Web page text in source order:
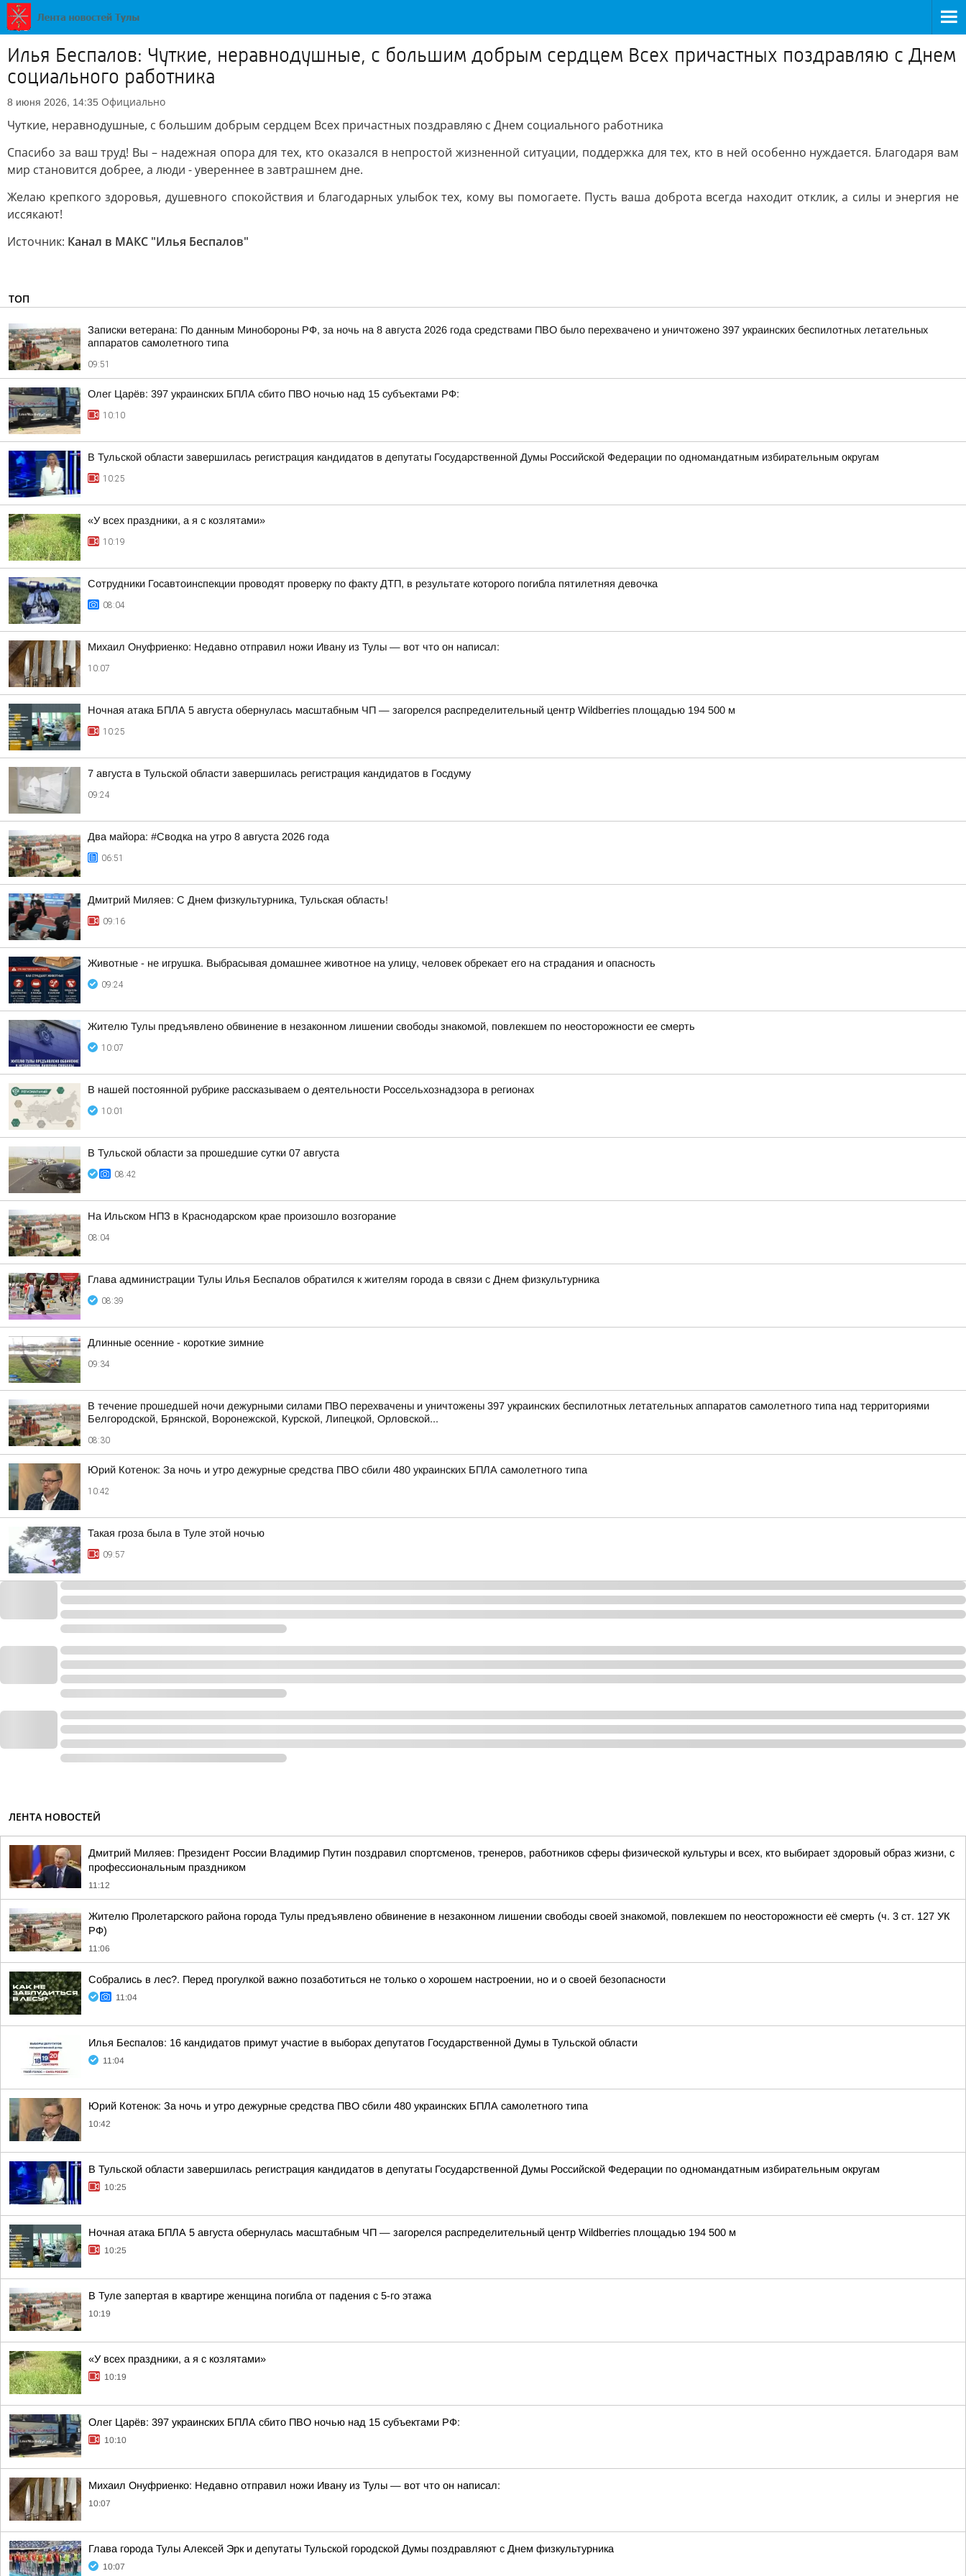
Илья Беспалов: Чуткие, неравнодушные, с большим добрым сердцем Всех причастных поздравляю с Днем
социального работника
8 июня 2026, 14:35 Официально
Чуткие, неравнодушные, с большим добрым сердцем Всех причастных поздравляю с Днем социального работника
Спасибо за ваш труд! Вы – надежная опора для тех, кто оказался в непростой жизненной ситуации, поддержка для тех, кто в ней особенно нуждается. Благодаря вам
мир становится добрее, а люди - увереннее в завтрашнем дне.
Желаю крепкого здоровья, душевного спокойствия и благодарных улыбок тех, кому вы помогаете. Пусть ваша доброта всегда находит отклик, а силы и энергия не
иссякают!
Источник: Канал в МАКС "Илья Беспалов"
ТОП
Записки ветерана: По данным Минобороны РФ, за ночь на 8 августа 2026 года средствами ПВО было перехвачено и уничтожено 397 украинских беспилотных летательных
аппаратов самолетного типа
09:51
Олег Царёв: 397 украинских БПЛА сбито ПВО ночью над 15 субъектами РФ:
10:10
В Тульской области завершилась регистрация кандидатов в депутаты Государственной Думы Российской Федерации по одномандатным избирательным округам
10:25
«У всех праздники, а я с козлятами»
10:19
Сотрудники Госавтоинспекции проводят проверку по факту ДТП, в результате которого погибла пятилетняя девочка
08:04
Михаил Онуфриенко: Недавно отправил ножи Ивану из Тулы — вот что он написал:
10:07
Ночная атака БПЛА 5 августа обернулась масштабным ЧП — загорелся распределительный центр Wildberries площадью 194 500 м
10:25
7 августа в Тульской области завершилась регистрация кандидатов в Госдуму
09:24
Два майора: #Сводка на утро 8 августа 2026 года
06:51
Дмитрий Миляев: С Днем физкультурника, Тульская область!
09:16
Животные - не игрушка. Выбрасывая домашнее животное на улицу, человек обрекает его на страдания и опасность
09:24
Жителю Тулы предъявлено обвинение в незаконном лишении свободы знакомой, повлекшем по неосторожности ее смерть
10:07
В нашей постоянной рубрике рассказываем о деятельности Россельхознадзора в регионах
10:01
В Тульской области за прошедшие сутки 07 августа
08:42
На Ильском НПЗ в Краснодарском крае произошло возгорание
08:04
Глава администрации Тулы Илья Беспалов обратился к жителям города в связи с Днем физкультурника
08:39
Длинные осенние - короткие зимние
09:34
В течение прошедшей ночи дежурными силами ПВО перехвачены и уничтожены 397 украинских беспилотных летательных аппаратов самолетного типа над территориями
Белгородской, Брянской, Воронежской, Курской, Липецкой, Орловской...
08:30
Юрий Котенок: За ночь и утро дежурные средства ПВО сбили 480 украинских БПЛА самолетного типа
10:42
Такая гроза была в Туле этой ночью
09:57
ЛЕНТА НОВОСТЕЙ
Дмитрий Миляев: Президент России Владимир Путин поздравил спортсменов, тренеров, работников сферы физической культуры и всех, кто выбирает здоровый образ жизни, с
профессиональным праздником
11:12
Жителю Пролетарского района города Тулы предъявлено обвинение в незаконном лишении свободы своей знакомой, повлекшем по неосторожности её смерть (ч. 3 ст. 127 УК
РФ)
11:06
Собрались в лес?. Перед прогулкой важно позаботиться не только о хорошем настроении, но и о своей безопасности
11:04
Илья Беспалов: 16 кандидатов примут участие в выборах депутатов Государственной Думы в Тульской области
11:04
Юрий Котенок: За ночь и утро дежурные средства ПВО сбили 480 украинских БПЛА самолетного типа
10:42
В Тульской области завершилась регистрация кандидатов в депутаты Государственной Думы Российской Федерации по одномандатным избирательным округам
10:25
Ночная атака БПЛА 5 августа обернулась масштабным ЧП — загорелся распределительный центр Wildberries площадью 194 500 м
10:25
В Туле запертая в квартире женщина погибла от падения с 5-го этажа
10:19
«У всех праздники, а я с козлятами»
10:19
Олег Царёв: 397 украинских БПЛА сбито ПВО ночью над 15 субъектами РФ:
10:10
Михаил Онуфриенко: Недавно отправил ножи Ивану из Тулы — вот что он написал:
10:07
Глава города Тулы Алексей Эрк и депутаты Тульской городской Думы поздравляют с Днем физкультурника
10:07